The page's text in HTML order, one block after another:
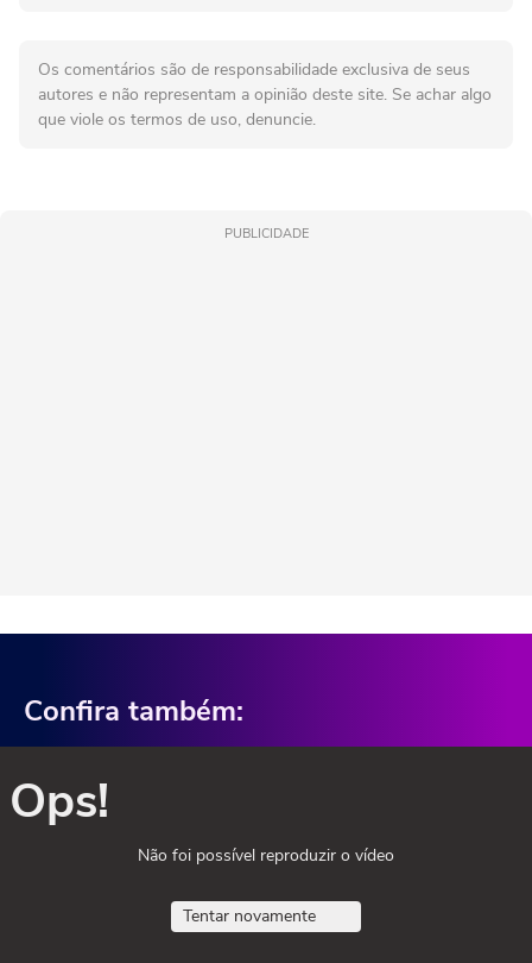
Os comentários são de responsabilidade exclusiva de seus
autores e não representam a opinião deste site. Se achar algo
que viole os termos de uso, denuncie.
PUBLICIDADE
Confira também:
Ops!
Não foi possível reproduzir o vídeo
Tentar novamente